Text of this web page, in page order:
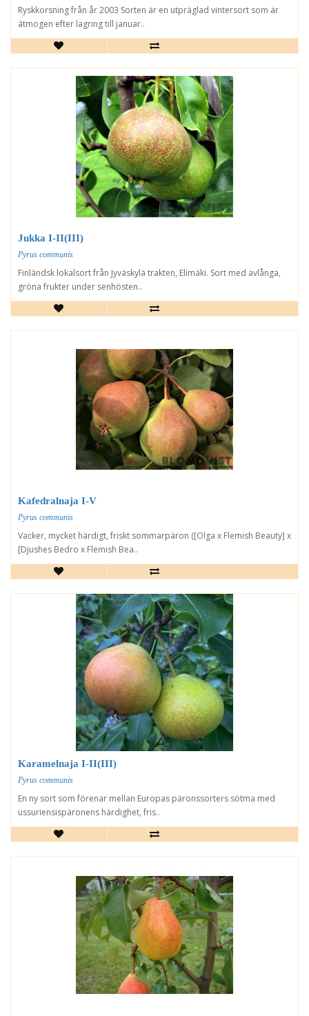
Ryskkorsning från år 2003 Sorten är en utpräglad vintersort som är
ätmogen efter lagring till januar..
Jukka I-II(III)
Pyrus communis
Finländsk lokalsort från Jyväskylä trakten, Elimäki. Sort med avlånga,
gröna frukter under senhösten..
Kafedralnaja I-V
Pyrus communis
Vacker, mycket härdigt, friskt sommarpäron ([Olga x Flemish Beauty] x
[Djushes Bedro x Flemish Bea..
Karamelnaja I-II(III)
Pyrus communis
En ny sort som förenar mellan Europas päronssorters sötma med
ussuriensispäronens härdighet, fris..